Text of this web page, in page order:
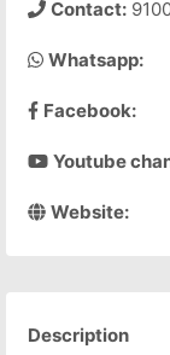
Contact:
Whatsapp:
Facebook:
Youtube
Website:
Description